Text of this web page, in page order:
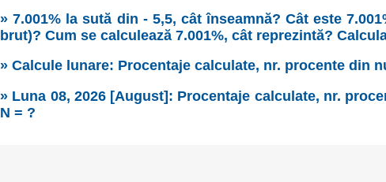
» 7.001% la sută din - 5,5, cât înseamnă? Cât este
brut)? Cum se calculează 7.001%, cât reprezintă?
» Calcule lunare: Procentaje calculate, nr. procente din
» Luna 08, 2026 [August]: Procentaje calculate, nr.
N = ?